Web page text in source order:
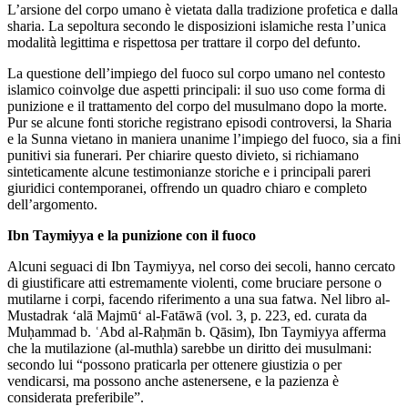
L’arsione del corpo umano è vietata dalla tradizione profetica e dalla
sharia. La sepoltura secondo le disposizioni islamiche resta l’unica
modalità legittima e rispettosa per trattare il corpo del defunto.
La questione dell’impiego del fuoco sul corpo umano nel contesto
islamico coinvolge due aspetti principali: il suo uso come forma di
punizione e il trattamento del corpo del musulmano dopo la morte.
Pur se alcune fonti storiche registrano episodi controversi, la Sharia
e la Sunna vietano in maniera unanime l’impiego del fuoco, sia a fini
punitivi sia funerari. Per chiarire questo divieto, si richiamano
sinteticamente alcune testimonianze storiche e i principali pareri
giuridici contemporanei, offrendo un quadro chiaro e completo
dell’argomento.
Ibn Taymiyya e la punizione con il fuoco
Alcuni seguaci di Ibn Taymiyya, nel corso dei secoli, hanno cercato
di giustificare atti estremamente violenti, come bruciare persone o
mutilarne i corpi, facendo riferimento a una sua fatwa. Nel libro al-
Mustadrak ‘alā Majmū‘ al-Fatāwā (vol. 3, p. 223, ed. curata da
Muḥammad b. ʿAbd al-Raḥmān b. Qāsim), Ibn Taymiyya afferma
che la mutilazione (al-muthla) sarebbe un diritto dei musulmani:
secondo lui “possono praticarla per ottenere giustizia o per
vendicarsi, ma possono anche astenersene, e la pazienza è
considerata preferibile”.